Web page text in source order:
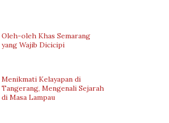
Oleh-oleh Khas Semarang
yang Wajib Dicicipi
Menikmati Kelayapan di
Tangerang, Mengenali Sejarah
di Masa Lampau